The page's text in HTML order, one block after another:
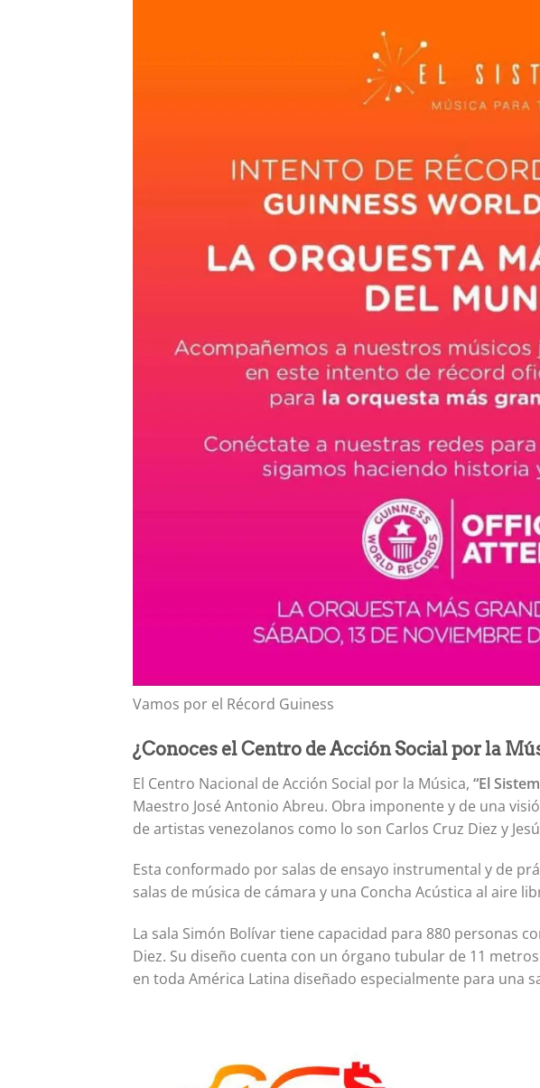
Vamos por el Récord Guiness
¿Conoces el Centro de Acción Social por la
El Centro Nacional de Acción Social por la Música, “El
Maestro José Antonio Abreu. Obra imponente y de una
de artistas venezolanos como lo son Carlos Cruz Diez y
Esta conformado por salas de ensayo instrumental y de
salas de música de cámara y una Concha Acústica al aire
La sala Simón Bolívar tiene capacidad para 880 personas
Diez. Su diseño cuenta con un órgano tubular de 11
en toda América Latina diseñado especialmente para una